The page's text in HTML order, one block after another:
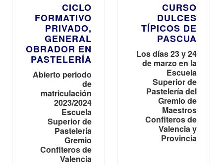
CICLO
FORMATIVO
PRIVADO,
GENERAL
OBRADOR EN
PASTELERÍA
Abierto periodo
de
matriculación
2023/2024
Escuela
Superior de
Pastelería
Gremio
Confiteros de
Valencia
CURSO
DULCES
TÍPICOS DE
PASCUA
Los días 23 y 24
de marzo en la
Escuela
Superior de
Pastelería del
Gremio de
Maestros
Confiteros de
Valencia y
Provincia